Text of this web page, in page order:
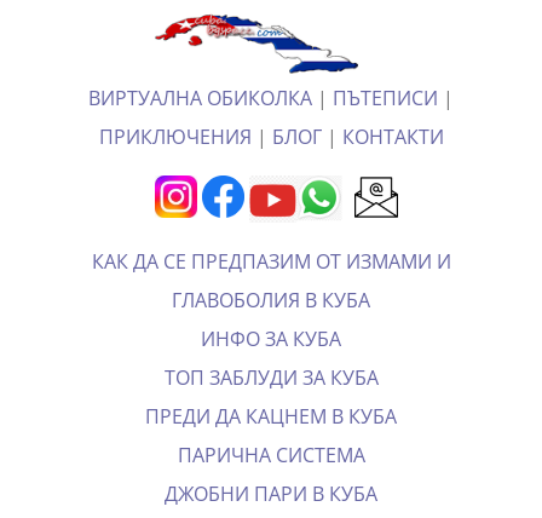
ВИРТУАЛНА ОБИКОЛКА | ПЪТЕПИСИ |
ПРИКЛЮЧЕНИЯ | БЛОГ| КОНТАКТИ
КАК ДА СЕ ПРЕДПАЗИМ ОТ ИЗМАМИ И
ГЛАВОБОЛИЯ В КУБА
ИНФО ЗА КУБА
ТОП ЗАБЛУДИ ЗА КУБА
ПРЕДИ ДА КАЦНЕМ В КУБА
ПАРИЧНА СИСТЕМА
ДЖОБНИ ПАРИ В КУБА